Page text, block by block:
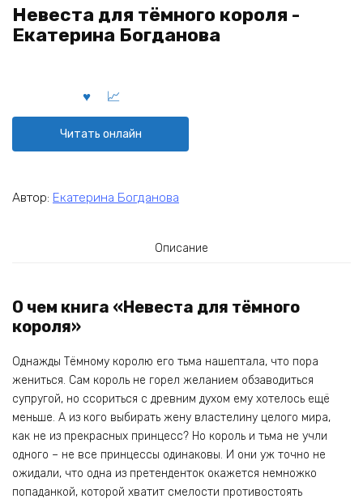
Невеста для тёмного короля -
Екатерина Богданова
Читать онлайн
Автор: Екатерина Богданова
Описание
О чем книга «Невеста для тёмного
короля»
Однажды Тёмному королю его тьма нашептала, что пора
жениться. Сам король не горел желанием обзаводиться
супругой, но ссориться с древним духом ему хотелось ещё
меньше. А из кого выбирать жену властелину целого мира,
как не из прекрасных принцесс? Но король и тьма не учли
одного – не все принцессы одинаковы. И они уж точно не
ожидали, что одна из претенденток окажется немножко
попаданкой, которой хватит смелости противостоять